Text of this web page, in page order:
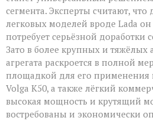
сегмента. Эксперты считают,
легковых моделей вроде Lada
потребует серьёзной доработки
Зато в более крупных и тяжёлых
агрегата раскроется в полной
площадкой для его применения
Volga К50, а также лёгкий
высокая мощность и крутящий
востребованы и экономически